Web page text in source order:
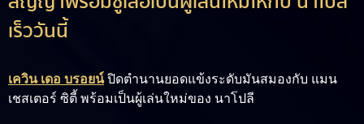
เร็ววันนี้
เควิน เดอ บรอยน์ปิดตำนานยอดแข้งระดับมันสมองกับ แมน
เชสเตอร์ ซิตี้ พร้อมเป็นผู้เล่นใหม่ของ นาโปลี